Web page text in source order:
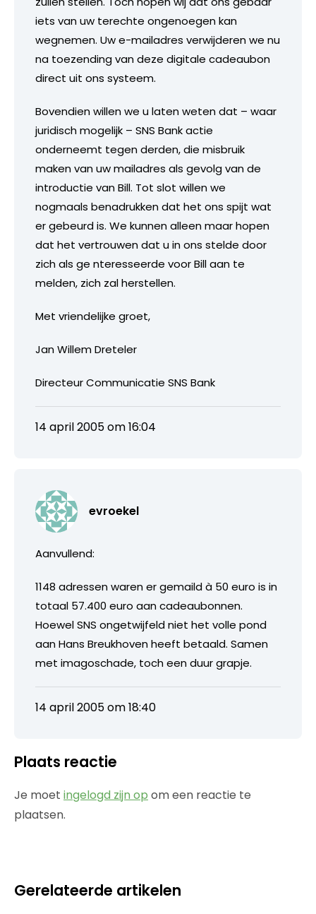
iets van uw terechte ongenoegen kan
wegnemen. Uw e-mailadres verwijderen we nu
na toezending van deze digitale cadeaubon
direct uit ons systeem.
Bovendien willen we u laten weten dat – waar
juridisch mogelijk – SNS Bank actie
onderneemt tegen derden, die misbruik
maken van uw mailadres als gevolg van de
introductie van Bill. Tot slot willen we
nogmaals benadrukken dat het ons spijt wat
er gebeurd is. We kunnen alleen maar hopen
dat het vertrouwen dat u in ons stelde door
zich als ge nteresseerde voor Bill aan te
melden, zich zal herstellen.
Met vriendelijke groet,
Jan Willem Dreteler
Directeur Communicatie SNS Bank
14 april 2005 om 16:04
evroekel
Aanvullend:
1148 adressen waren er gemaild à 50 euro is in
totaal 57.400 euro aan cadeaubonnen.
Hoewel SNS ongetwijfeld niet het volle pond
aan Hans Breukhoven heeft betaald. Samen
met imagoschade, toch een duur grapje.
14 april 2005 om 18:40
Plaats reactie
Je moet ingelogd zijn op om een reactie te
plaatsen.
Gerelateerde artikelen